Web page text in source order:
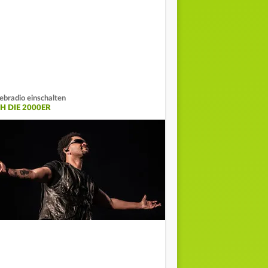
einschalten
DIE 2000ER